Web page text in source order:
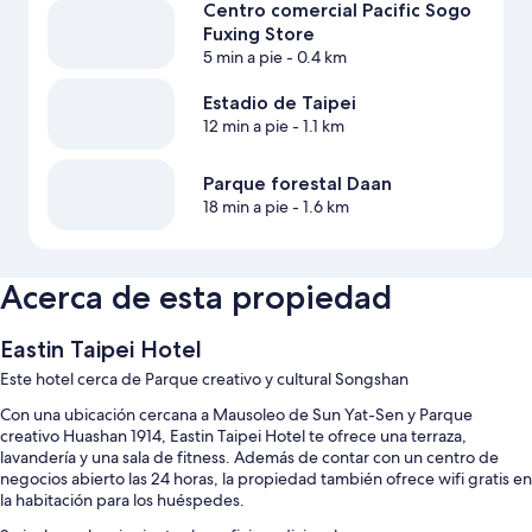
Centro comercial Pacific Sogo
Fuxing Store
5 min a pie- 0.4 km
Estadio de Taipei
12 min a pie- 1.1 km
Parque forestal Daan
18 min a pie- 1.6 km
Acerca de esta propiedad
Eastin Taipei Hotel
Este hotel cerca de Parque creativo y cultural Songshan
Con una ubicación cercana a Mausoleo de Sun Yat-Sen y Parque
creativo Huashan 1914, Eastin Taipei Hotel te ofrece una terraza,
lavandería y una sala de fitness. Además de contar con un centro de
negocios abierto las 24 horas, la propiedad también ofrece wifi gratis en
la habitación para los huéspedes.